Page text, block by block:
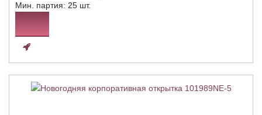
Мин. партия: 25 шт.